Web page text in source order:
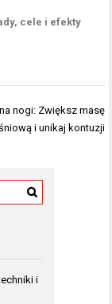
cele i efekty
nogi: Zwiększ masę
i unikaj kontuzji
i